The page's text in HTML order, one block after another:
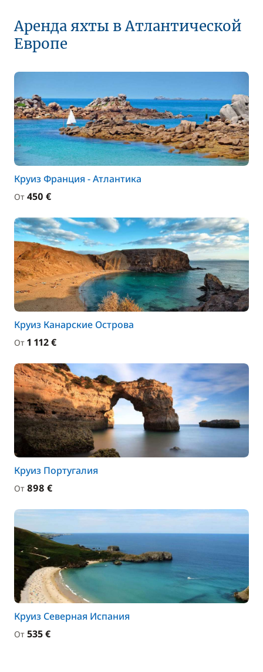
Аренда яхты в Атлантической
Европе
Круиз Франция - Aтлантика
От 450 €
Круиз Канарские Острова
От 1 112 €
Круиз Португалия
От 898 €
Круиз Северная Испания
От 535 €